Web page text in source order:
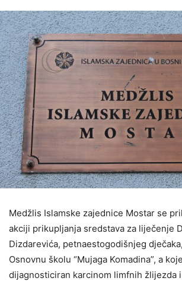
Medžlis Islamske zajednice Mostar se
akciji prikupljanja sredstava za liječenje
Dizdarevića, petnaestogodišnjeg
Osnovnu školu “Mujaga Komadina”, a
dijagnosticiran karcinom limfnih žlijezda